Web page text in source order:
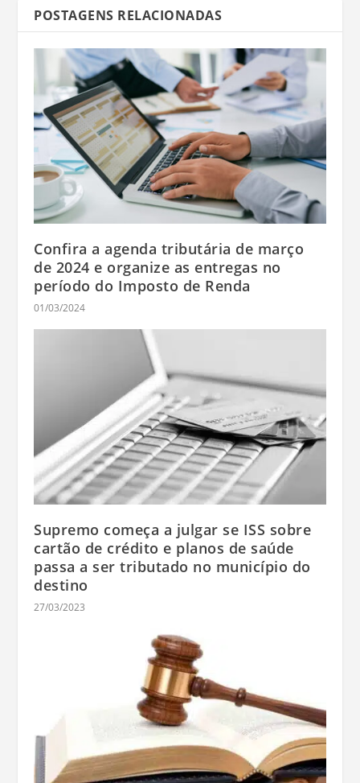
POSTAGENS RELACIONADAS
Confira a agenda tributária de março
de 2024 e organize as entregas no
período do Imposto de Renda
01/03/2024
Supremo começa a julgar se ISS sobre
cartão de crédito e planos de saúde
passa a ser tributado no município do
destino
27/03/2023